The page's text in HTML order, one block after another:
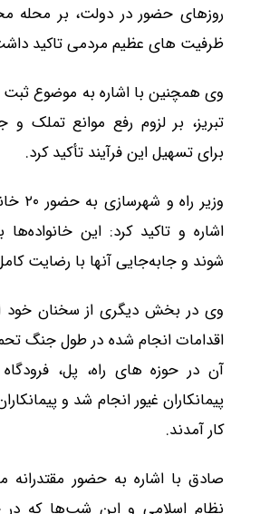
روزهای حضور در دولت، بر محله
ظرفیت های عظیم مردمی تاکید
وی همچنین با اشاره به موضوع
تبریز، بر لزوم رفع موانع تملک
برای تسهیل این فرآیند تأکید کرد.
وزیر
اشاره و تاکید کرد: این
شوند و جابه‌جایی آنها با رضایت
وی در بخش دیگری از سخنان خود
اقدامات انجام شده در طول جنگ
آن در حوزه های راه، پل،
پیمانکاران غیور انجام شد و
کار آمدند.
صادق با اشاره به حضور مقتدرانه
نظام اسلامی و این شب‌ها که در